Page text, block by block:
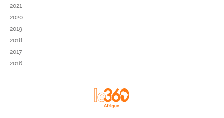
2021
2020
2019
2018
2017
2016